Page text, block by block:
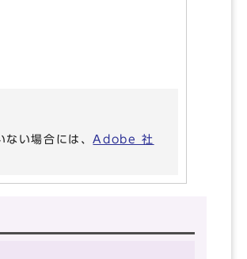
い場合には、Adobe 社